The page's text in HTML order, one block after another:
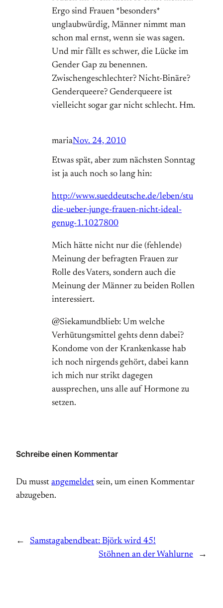
Ergo sind Frauen *besonders*
unglaubwürdig, Männer nimmt man
schon mal ernst, wenn sie was sagen.
Und mir fällt es schwer, die Lücke im
Gender Gap zu benennen.
Zwischengeschlechter? Nicht-Binäre?
Genderqueere? Genderqueere ist
vielleicht sogar gar nicht schlecht. Hm.
mariaNov. 24, 2010
Etwas spät, aber zum nächsten Sonntag
ist ja auch noch so lang hin:
http://www.sueddeutsche.de/leben/stu
die-ueber-junge-frauen-nicht-ideal-
genug-1.1027800
Mich hätte nicht nur die (fehlende)
Meinung der befragten Frauen zur
Rolle des Vaters, sondern auch die
Meinung der Männer zu beiden Rollen
interessiert.
@Siekamundblieb: Um welche
Verhütungsmittel gehts denn dabei?
Kondome von der Krankenkasse hab
ich noch nirgends gehört, dabei kann
ich mich nur strikt dagegen
aussprechen, uns alle auf Hormone zu
setzen.
Schreibe einen Kommentar
Du musst angemeldet sein, um einen Kommentar
abzugeben.
←
Samstagabendbeat: Björk wird 45!
Stöhnen an der Wahlurne
→